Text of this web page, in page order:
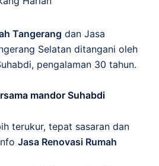
Tangerang dan Jasa
Selatan ditangani oleh
pengalaman 30 tahun.
mandor Suhabdi
terukur, tepat sasaran dan
Jasa Renovasi Rumah